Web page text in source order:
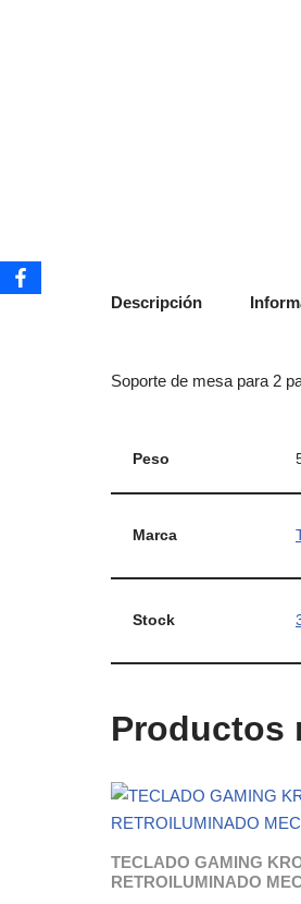
Descripción
Soporte de mesa para 2
Peso
Marca
Stock
Productos
TECLADO GAMING
RETROILUMINADO